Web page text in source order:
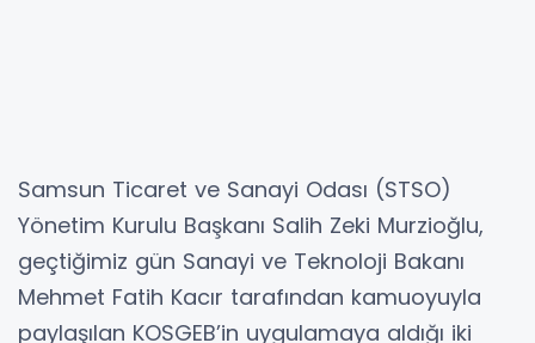
Samsun Ticaret ve Sanayi Odası (STSO)
Yönetim Kurulu Başkanı Salih Zeki Murzioğlu,
geçtiğimiz gün Sanayi ve Teknoloji Bakanı
Mehmet Fatih Kacır tarafından kamuoyuyla
paylaşılan KOSGEB’in uygulamaya aldığı iki